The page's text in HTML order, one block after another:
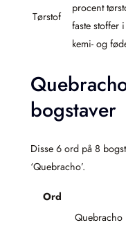
Tørstof
procent
faste stoffer
kemi- og
bogstaver
Disse 6 ord på 8
‘Quebracho’.
Ord
Quebracho